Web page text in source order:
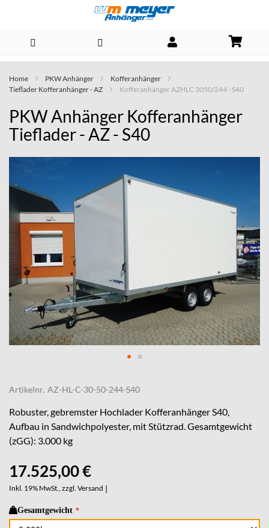
Direkt
zum
Inhalt
Home PKW Anhänger
Kofferanhänger
Tieflader Kofferanhänger - AZ
Kofferanhänger AZHLC 3050/244 - S40
PKW Anhänger Kofferanhänger
Tieflader - AZ - S40
Skip
the
of
the
images
gallery
the
beginning
of
the
images
Artikelnr. AZ-HL-C-30-50-244-S40
Robuster, gebremster Hochlader Kofferanhänger S40,
Aufbau in Sandwichpolyester, mit Stützrad. Gesamtgewicht
(zGG): 3.000 kg
17.525,00 €
Inkl. 19% MwSt., zzgl. Versand |
Gesamtgewicht